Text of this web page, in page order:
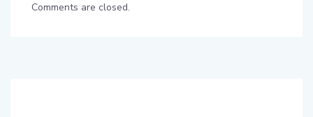
Comments are closed.